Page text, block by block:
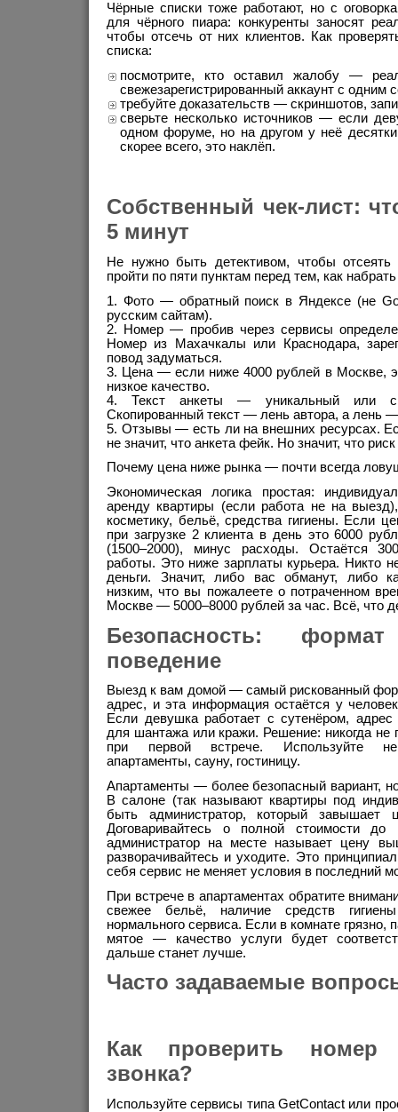
Чёрные списки тоже работают, но с
для чёрного пиара: конкуренты заносят
чтобы отсечь от них клиентов. Как
списка:
посмотрите, кто оставил жалобу —
свежезарегистрированный аккаунт с одним
требуйте доказательств — скриншотов,
сверьте несколько источников — если
одном форуме, но на другом у неё
скорее всего, это наклёп.
Собственный чек-лист:
5 минут
Не нужно быть детективом, чтобы отсеять
пройти по пяти пунктам перед тем, как
Фото — обратный поиск в Яндексе (не
русским сайтам).
Номер — пробив через сервисы
Номер из Махачкалы или Краснодара,
повод задуматься.
Цена — если ниже 4000 рублей в Москве,
низкое качество.
Текст анкеты — уникальный или
Скопированный текст — лень автора, а лень
Отзывы — есть ли на внешних ресурсах.
не значит, что анкета фейк. Но значит, что
Почему цена ниже рынка — почти всегда
Экономическая логика простая:
аренду квартиры (если работа не на
косметику, бельё, средства гигиены. Если
при загрузке 2 клиента в день это 6000
(1500–2000), минус расходы. Остаётся
работы. Это ниже зарплаты курьера. Никто
деньги. Значит, либо вас обманут, либо
низким, что вы пожалеете о потраченном
Москве — 5000–8000 рублей за час. Всё, что
Безопасность:
поведение
Выезд к вам домой — самый рискованный
адрес, и эта информация остаётся у
Если девушка работает с сутенёром,
для шантажа или кражи. Решение: никогда не
при первой встрече. Используйте
апартаменты, сауну, гостиницу.
Апартаменты — более безопасный вариант,
В салоне (так называют квартиры под
быть администратор, который завышает
Договаривайтесь о полной стоимости
администратор на месте называет цену
разворачивайтесь и уходите. Это
себя сервис не меняет условия в последний
При встрече в апартаментах обратите
свежее бельё, наличие средств
нормального сервиса. Если в комнате грязно,
мятое — качество услуги будет
дальше станет лучше.
Часто задаваемые
Как проверить номер
звонка?
Используйте сервисы типа GetContact или